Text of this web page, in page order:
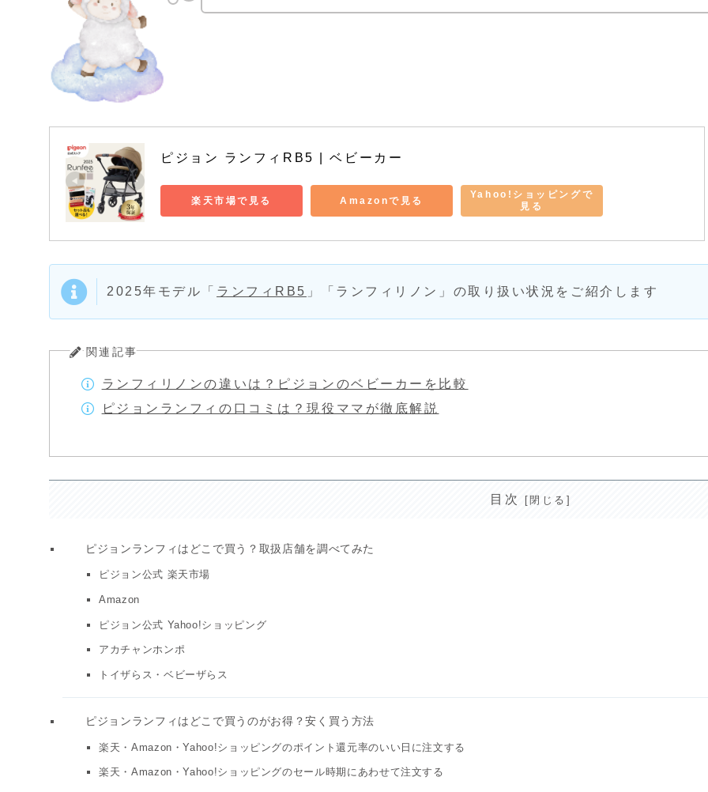
ピジョン ランフィRB5 | ベビーカー
楽天市場で見る Amazonで見る
Yahoo!ショッピングで
見る
2025年モデル「 ランフィRB5 」「ランフィリノン」の取り扱い状況をご紹介します
関連記事
ランフィリノンの違いは？ピジョンのベビーカーを比較
ピジョンランフィの口コミは？現役ママが徹底解説
目次
ピジョンランフィはどこで買う？取扱店舗を調べてみた
ピジョン公式 楽天市場
Amazon
ピジョン公式 Yahoo!ショッピング
アカチャンホンポ
トイザらス・ベビーザらス
ピジョンランフィはどこで買うのがお得？安く買う方法
楽天・Amazon・Yahoo!ショッピングのポイント還元率のいい日に注文する
楽天・Amazon・Yahoo!ショッピングのセール時期にあわせて注文する